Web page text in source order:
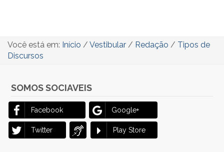
Você está em: Início / Vestibular / Redação / Tipos de
Discursos
SOMOS SOCIAVEIS
Facebook Google+
Twitter Play Store